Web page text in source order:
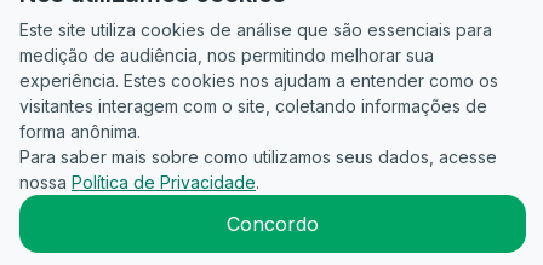
Guia do
Candidato
Para
empresas
Política de
Privacidade
Termos
2026CandidataAI
Este site utiliza cookies de análise que são essenciais para
medição de audiência, nos permitindo melhorar sua
experiência. Estes cookies nos ajudam a entender como os
visitantes interagem com o site, coletando informações de
forma anônima.
Para saber mais sobre como utilizamos seus dados, acesse
nossa Política de Privacidade.
Concordo